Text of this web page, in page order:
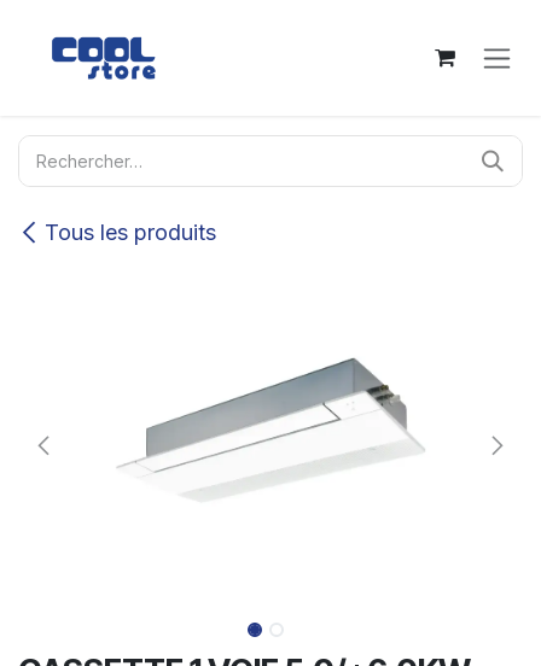
Tous les produits